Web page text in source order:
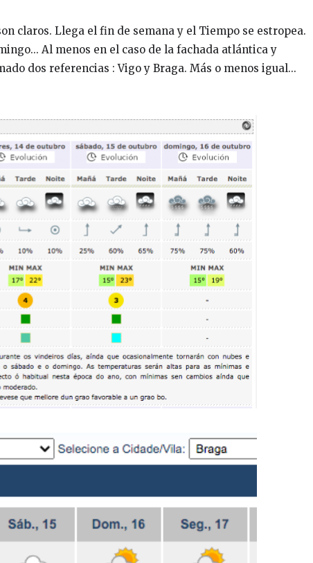
claros. Llega el fin de semana y el Tiempo se estropea.
Al menos en el caso de la fachada atlántica y
dos referencias : Vigo y Braga. Más o menos igual...